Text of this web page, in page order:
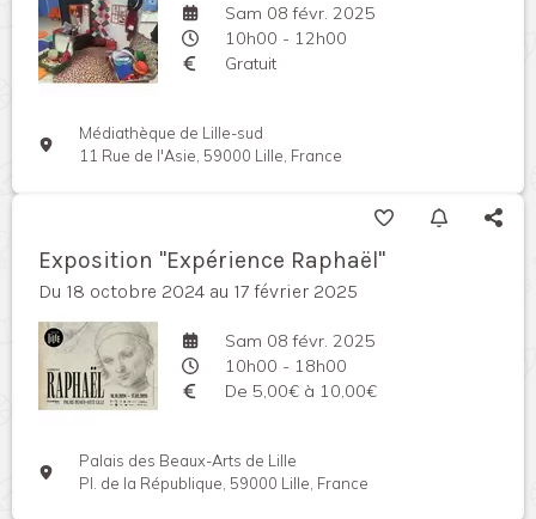
Sam 08 févr. 2025
10h00 - 12h00
Gratuit
Médiathèque de Lille-sud
11 Rue de l'Asie, 59000 Lille, France
Exposition "Expérience Raphaël"
Du 18 octobre 2024 au 17 février 2025
Sam 08 févr. 2025
10h00 - 18h00
De 5,00€ à 10,00€
Palais des Beaux-Arts de Lille
Pl. de la République, 59000 Lille, France